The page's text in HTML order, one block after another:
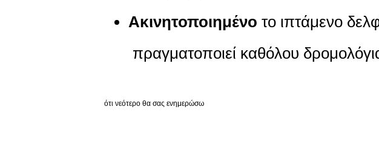
Ακινητοποιημένο το ιπτάμενο
πραγματοποιεί καθόλου
ότι νεότερο θα σας ενημερώσω